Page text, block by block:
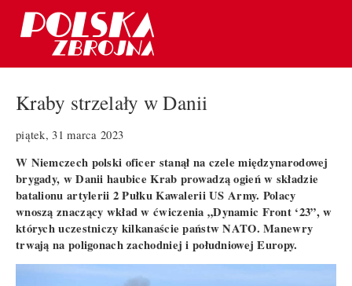
Kraby strzelały w Danii
piątek, 31 marca 2023
W Niemczech polski oficer stanął na czele międzynarodowej
brygady, w Danii haubice Krab prowadzą ogień w składzie
batalionu artylerii 2 Pułku Kawalerii US Army. Polacy
wnoszą znaczący wkład w ćwiczenia „Dynamic Front ‘23”, w
których uczestniczy kilkanaście państw NATO. Manewry
trwają na poligonach zachodniej i południowej Europy.